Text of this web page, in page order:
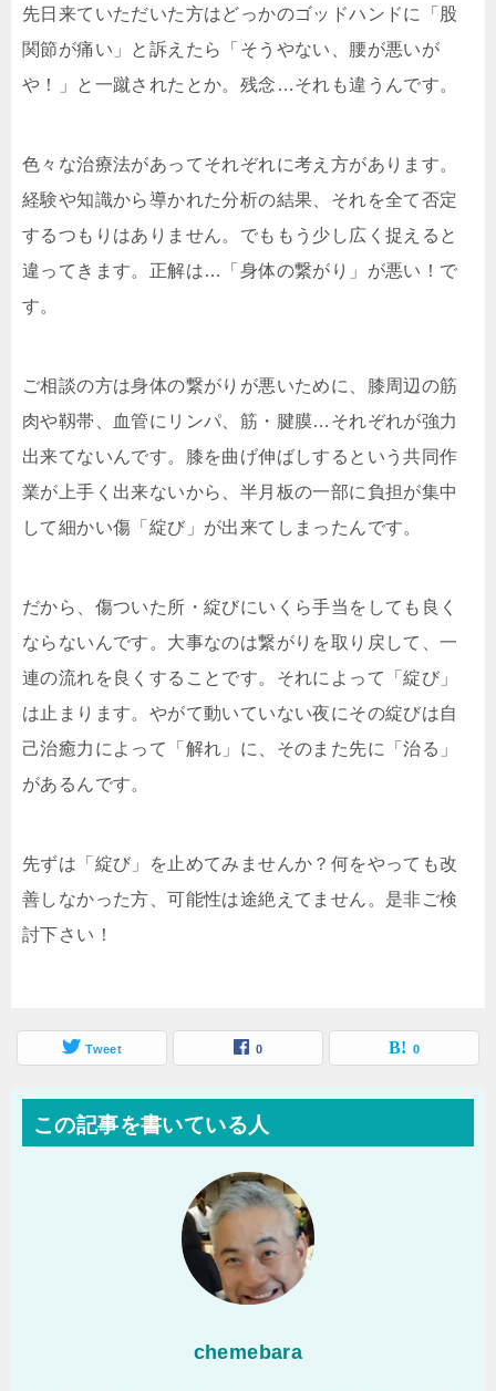
先日来ていただいた方はどっかのゴッドハンドに「股
関節が痛い」と訴えたら「そうやない、腰が悪いが
や！」と一蹴されたとか。残念…それも違うんです。
色々な治療法があってそれぞれに考え方があります。
経験や知識から導かれた分析の結果、それを全て否定
するつもりはありません。でももう少し広く捉えると
違ってきます。正解は…「身体の繋がり」が悪い！で
す。
ご相談の方は身体の繋がりが悪いために、膝周辺の筋
肉や靱帯、血管にリンパ、筋・腱膜…それぞれが強力
出来てないんです。膝を曲げ伸ばしするという共同作
業が上手く出来ないから、半月板の一部に負担が集中
して細かい傷「綻び」が出来てしまったんです。
だから、傷ついた所・綻びにいくら手当をしても良く
ならないんです。大事なのは繋がりを取り戻して、一
連の流れを良くすることです。それによって「綻び」
は止まります。やがて動いていない夜にその綻びは自
己治癒力によって「解れ」に、そのまた先に「治る」
があるんです。
先ずは「綻び」を止めてみませんか？何をやっても改
善しなかった方、可能性は途絶えてません。是非ご検
討下さい！
Tweet 0 0
この記事を書いている人
chemebara